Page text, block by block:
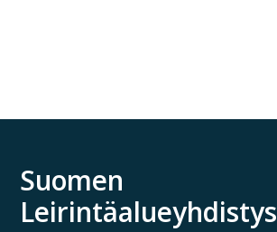
Suomen
Leirintäalueyhdistys